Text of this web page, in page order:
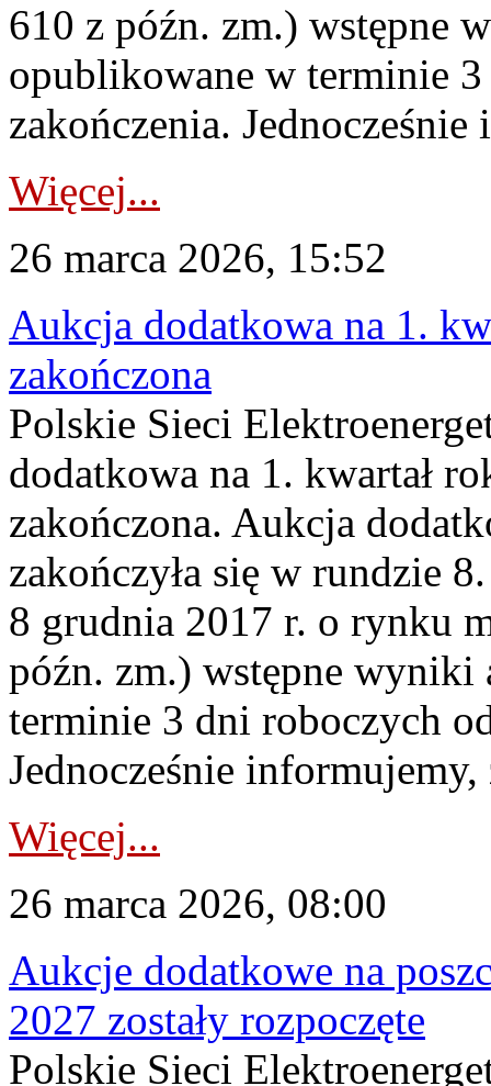
610 z późn. zm.) wstępne
opublikowane w terminie
zakończenia.
Więcej...
26 marca 2026, 15:52
Aukcja dodatkowa na 1.
zakończona
Polskie Sieci
dodatkowa na 1. kwartał
zakończona. Aukcja
zakończyła się w rundzie
8 grudnia 2017 r. o rynku
późn. zm.) wstępne
terminie 3 dni roboczych
Jednocześnie informujemy,
Więcej...
26 marca 2026, 08:00
Aukcje dodatkowe na
2027 zostały rozpoczęte
Polskie Sieci